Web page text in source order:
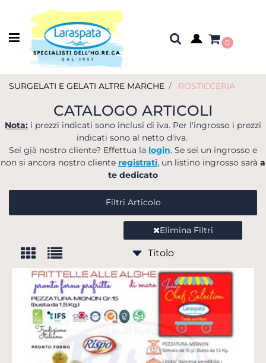
Open menu
0
SURGELATI E GELATI ALTRE MARCHE ROSTICCERIA
CATALOGO ARTICOLI
Nota: i prezzi indicati sono inclusi di iva. Per l'ingrosso i prezzi
indicati sono al netto d'iva.
Sei già nostro cliente? Effettua la login. Se sei un ingrosso e
non si ancora nostro cliente registrati, un listino ingrosso sarà a
te dedicato
Filtri Articolo
Elimina Filtri